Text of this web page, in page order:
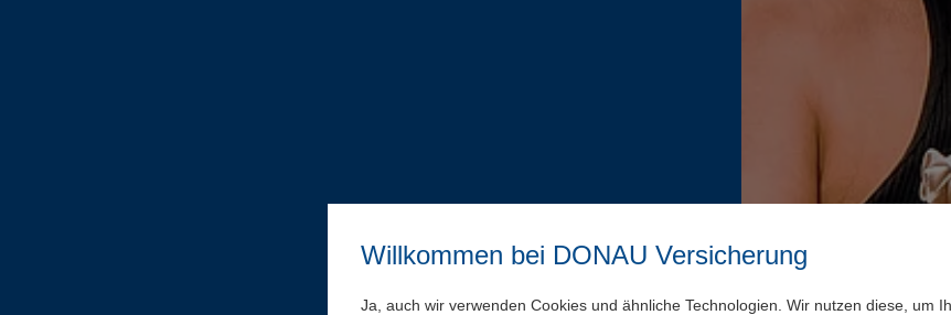
Willkommen bei DONAU Versicherung
Ja, auch wir verwenden Cookies und ähnliche Technologien. Wir nutzen diese, um